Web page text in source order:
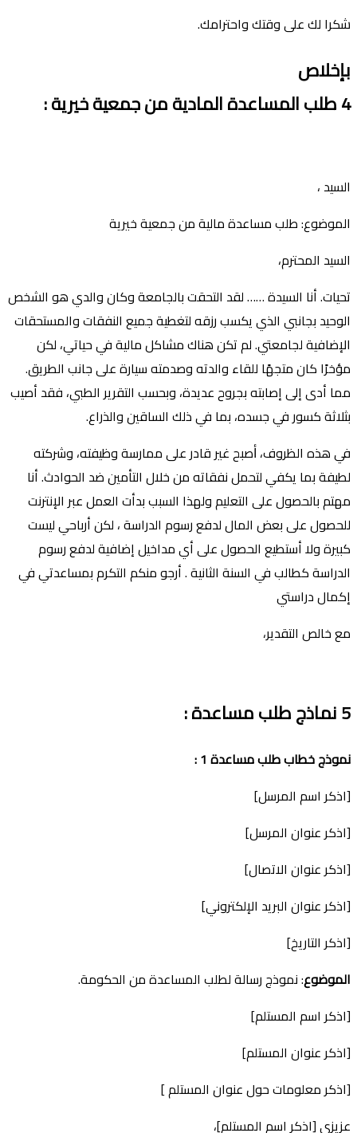
شكرا لك على وقتك واحترامك.
بإخلاص
4طلبالمساعدةالماديةمن جمعية خيرية:
السيد ،
الموضوع: طلب مساعدة مالية من جمعية خيرية
السيد المحترم،
تحيات. أنا السيدة …… لقد التحقت بالجامعة وكان والدي هو الشخص
الوحيد بجانبي الذي يكسب رزقه لتغطية جميع النفقات والمستحقات
الإضافية لجامعتي. لم تكن هناك مشاكل مالية في حياتي، لكن
مؤخرًا كان متجهًا للقاء والدته وصدمته سيارة على جانب الطريق.
مما أدى إلى إصابته بجروح عديدة، وبحسب التقرير الطبي، فقد أصيب
بثلاثة كسور في جسده، بما في ذلك الساقين والذراع.
في هذه الظروف، ﺃصبح غير قادر على ممارسة وظيفته، وشركته
لطيفة بما يكفي لتحمل نفقاته من خلال التأمين ضد الحوادث. أنا
مهتم بالحصول على التعليم ولهذا السبب بدأت العمل عبر الإنترنت
للحصول على بعض المال لدفع رسوم الدراسة ، لكن أرباحي ليست
كبيرة ولا أستطيع الحصول على أي مداخيل إضافية لدفع رسوم
الدراسة كطالب في السنة الثانية . أرجو منكم التكرم بمساعدتي في
إكمال دراستي
مع خالص التقدير،
5نماذج طلب مساعدة:
نموذجخطاب طلب مساعدة 1
:
[اذكر اسم المرسل]
[اذكر عنوان المرسل]
[اذكر عنوان الاتصال]
[اذكر عنوان البريد الإلكتروني]
[اذكر التاريخ]
الموضوع: نموذج رسالة لطلب المساعدة من الحكومة.
[اذكر اسم المستلم]
[اذكر عنوان المستلم]
[اذكر معلومات حول عنوان المستلم ]
عزيزي [اذكر اسم المستلم]،